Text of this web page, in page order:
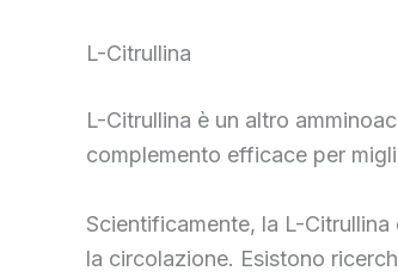
L-Citrullina
L-Citrullina è un altro
complemento efficace per
Scientificamente, la L-
la circolazione. Esistono